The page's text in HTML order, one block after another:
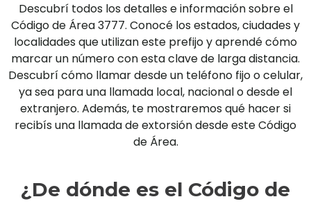
Descubrí todos los detalles e información sobre el
Código de Área 3777. Conocé los estados, ciudades y
localidades que utilizan este prefijo y aprendé cómo
marcar un número con esta clave de larga distancia.
Descubrí cómo llamar desde un teléfono fijo o celular,
ya sea para una llamada local, nacional o desde el
extranjero. Además, te mostraremos qué hacer si
recibís una llamada de extorsión desde este Código
de Área.
¿De dónde es el Código de